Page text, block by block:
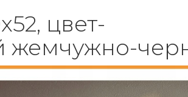
цвет-
жемчужно-